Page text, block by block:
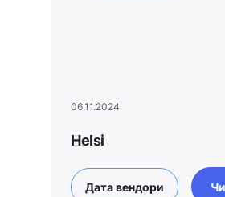
06.11.2024
Helsi
Дата вендори